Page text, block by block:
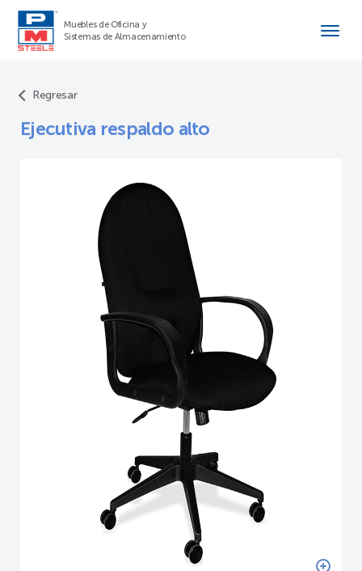
Muebles de Oficina y
Sistemas de Almacenamiento
Regresar
Ejecutiva respaldo alto